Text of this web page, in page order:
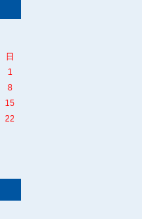
日
1
8
15
22